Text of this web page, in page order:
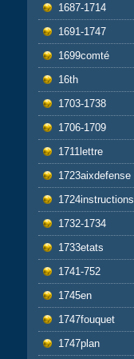
1687-1714
1691-1747
1699comté
16th
1703-1738
1706-1709
1711lettre
1723aixdefense
1724instructions
1732-1734
1733etats
1741-752
1745en
1747fouquet
1747plan